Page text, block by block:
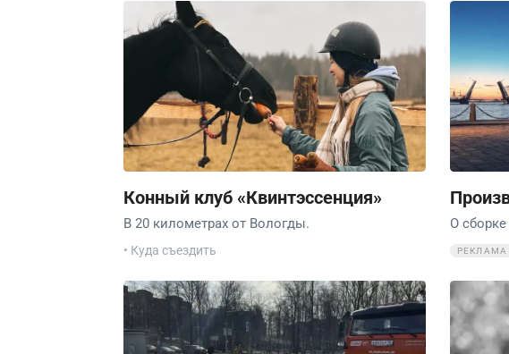
Конный клуб «Квинтэссенция»
В 20 километрах от Вологды.
• Куда съездить
О
РЕКЛАМА